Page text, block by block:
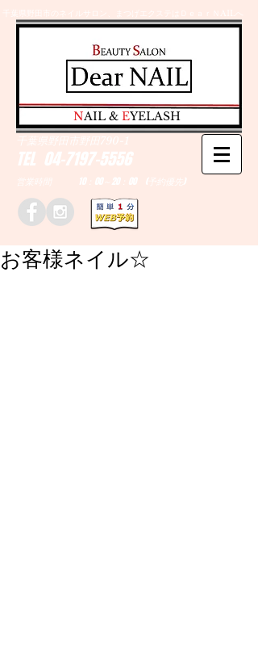
千葉県野田市のネイルサロン、まつげエクステはＤｅａｒＮAILへ
TEL 04-7197-5556
営業時間 10：00～20：00 (予約優先)
千葉県野田市野田790-1
​NAIL & EYELASH
お客様ネイル☆